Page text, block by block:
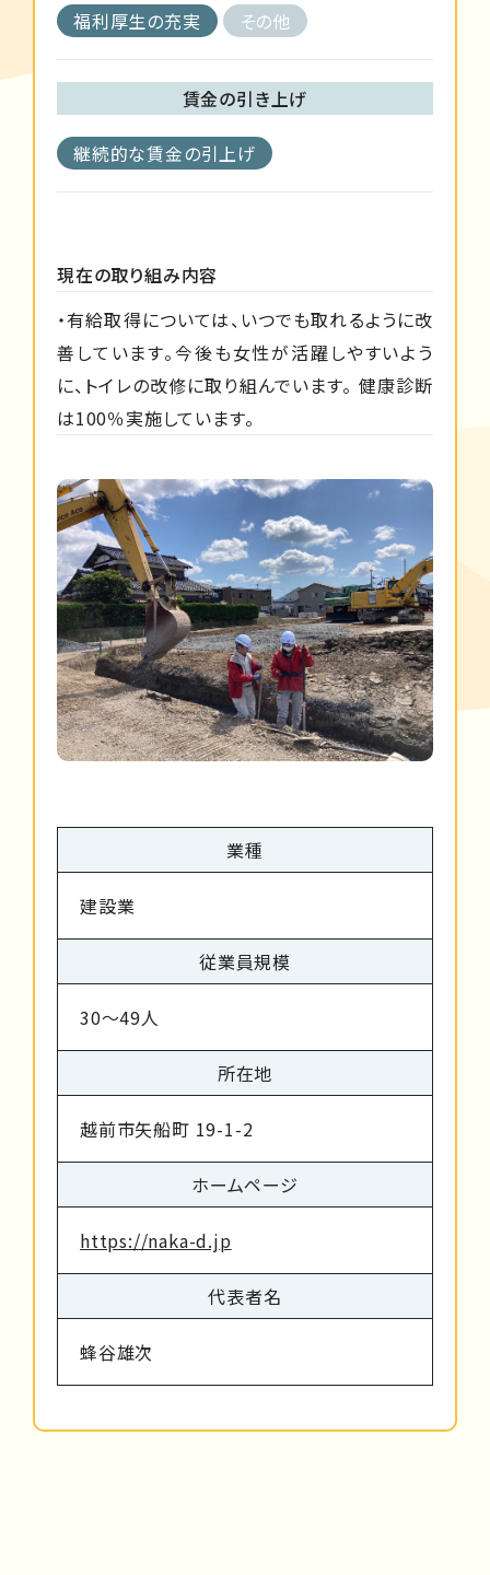
福利厚生の充実
その他
賃金の引き上げ
継続的な賃金の引上げ
現在の取り組み内容
・有給取得については、いつでも取れるように改
善しています。今後も女性が活躍しやすいよう
に、トイレの改修に取り組んでいます。 健康診断
は100％実施しています。
業種
建設業
従業員規模
30～49人
所在地
越前市矢船町 19-1-2
ホームページ
https://naka-d.jp
代表者名
蜂谷雄次